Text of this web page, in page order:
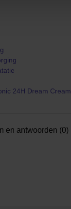
24H Dream Cream
en antwoorden (0)